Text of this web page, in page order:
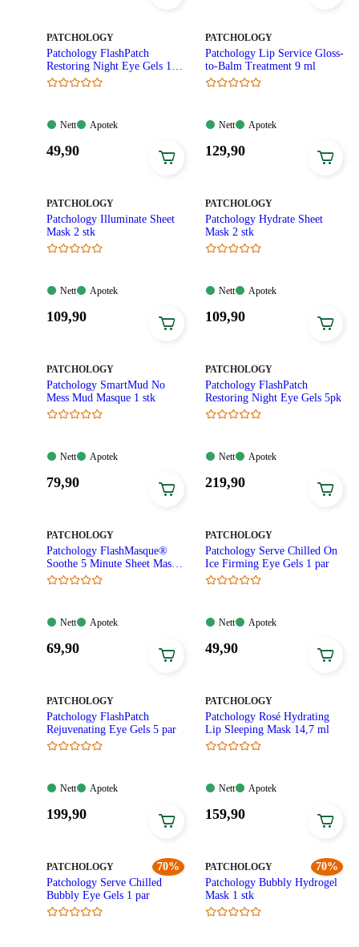
MERKE:
PATCHOLOGY
Patchology FlashPatch
Restoring Night Eye Gels 1
par
Nett:
Nett
Apotek:
Apotek
Pris:
49,90
MERKE:
PATCHOLOGY
Patchology Lip Service Gloss-
to-Balm Treatment 9 ml
Nett:
Nett
Apotek:
Apotek
Pris:
129,90
MERKE:
PATCHOLOGY
Patchology Illuminate Sheet
Mask 2 stk
Nett:
Nett
Apotek:
Apotek
Pris:
109,90
MERKE:
PATCHOLOGY
Patchology Hydrate Sheet
Mask 2 stk
Nett:
Nett
Apotek:
Apotek
Pris:
109,90
MERKE:
PATCHOLOGY
Patchology SmartMud No
Mess Mud Masque 1 stk
Nett:
Nett
Apotek:
Apotek
Pris:
79,90
MERKE:
PATCHOLOGY
Patchology FlashPatch
Restoring Night Eye Gels 5pk
Nett:
Nett
Apotek:
Apotek
Pris:
219,90
MERKE:
PATCHOLOGY
Patchology FlashMasque®
Soothe 5 Minute Sheet Masks
1 stk
Nett:
Nett
Apotek:
Apotek
Pris:
69,90
MERKE:
PATCHOLOGY
Patchology Serve Chilled On
Ice Firming Eye Gels 1 par
Nett:
Nett
Apotek:
Apotek
Pris:
49,90
MERKE:
PATCHOLOGY
Patchology FlashPatch
Rejuvenating Eye Gels 5 par
Nett:
Nett
Apotek:
Apotek
Pris:
199,90
MERKE:
PATCHOLOGY
Patchology Rosé Hydrating
Lip Sleeping Mask 14,7 ml
Nett:
Nett
Apotek:
Apotek
Pris:
159,90
70%
MERKE:
PATCHOLOGY
Patchology Serve Chilled
Bubbly Eye Gels 1 par
70%
MERKE:
PATCHOLOGY
Patchology Bubbly Hydrogel
Mask 1 stk